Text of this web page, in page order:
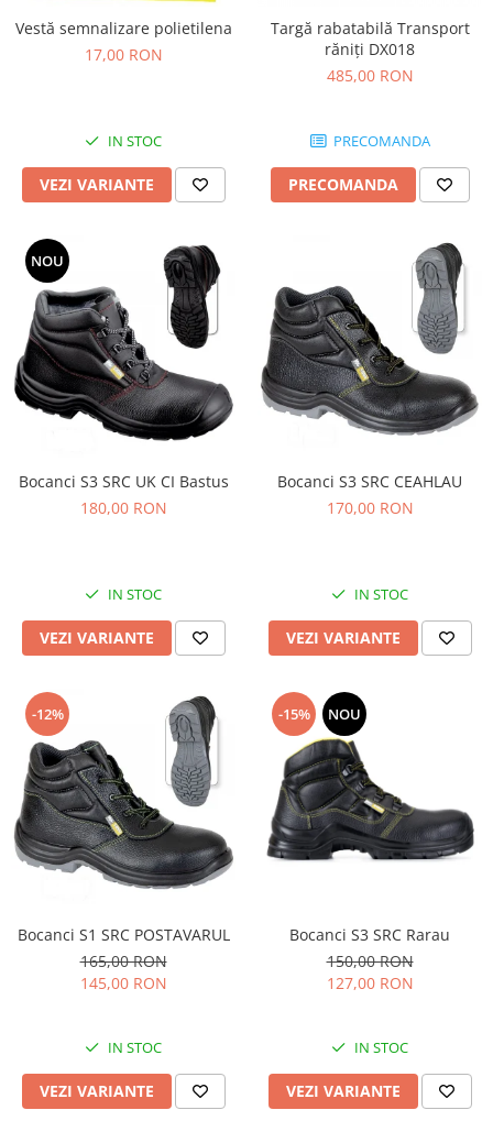
Veste
îmbrăcăminte pentru damă
îmbrăcăminte asistente/doctori
îmbrăcăminte bucătari
îmbrăcăminte de lucru
înaltă vizibilitate hi-vis
Combinezoane
Hanorace
Jachete
Pantaloni
Pantaloni scurti
Salopetă cu pieptar
Vestă semnalizare polietilena
17,00 RON
IN STOC
VEZI VARIANTE
Targă rabatabilă Transport
răniţi DX018
485,00 RON
PRECOMANDA
PRECOMANDA
NOU
Bocanci S3 SRC UK CI Bastus
180,00 RON
IN STOC
VEZI VARIANTE
Bocanci S3 SRC CEAHLAU
170,00 RON
IN STOC
VEZI VARIANTE
-12%
Bocanci S1 SRC POSTAVARUL
165,00 RON
145,00 RON
IN STOC
VEZI VARIANTE
-15% NOU
Bocanci S3 SRC Rarau
150,00 RON
127,00 RON
IN STOC
VEZI VARIANTE